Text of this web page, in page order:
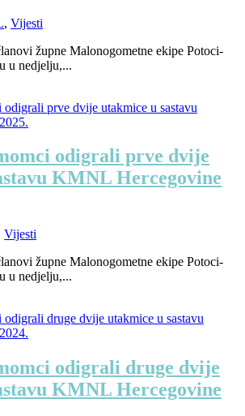
, Vijesti
župne Malonogometne ekipe Potoci-
u nedjelju,...
odigrali prve dvije
KMNL Hercegovine
Vijesti
župne Malonogometne ekipe Potoci-
u nedjelju,...
odigrali druge dvije
KMNL Hercegovine